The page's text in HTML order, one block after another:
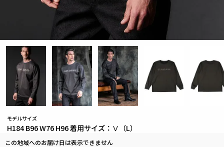
モデルサイズ
H184 B96 W76 H96 着用サイズ：Ⅴ（L）
この地域へのお届け日は表示できません